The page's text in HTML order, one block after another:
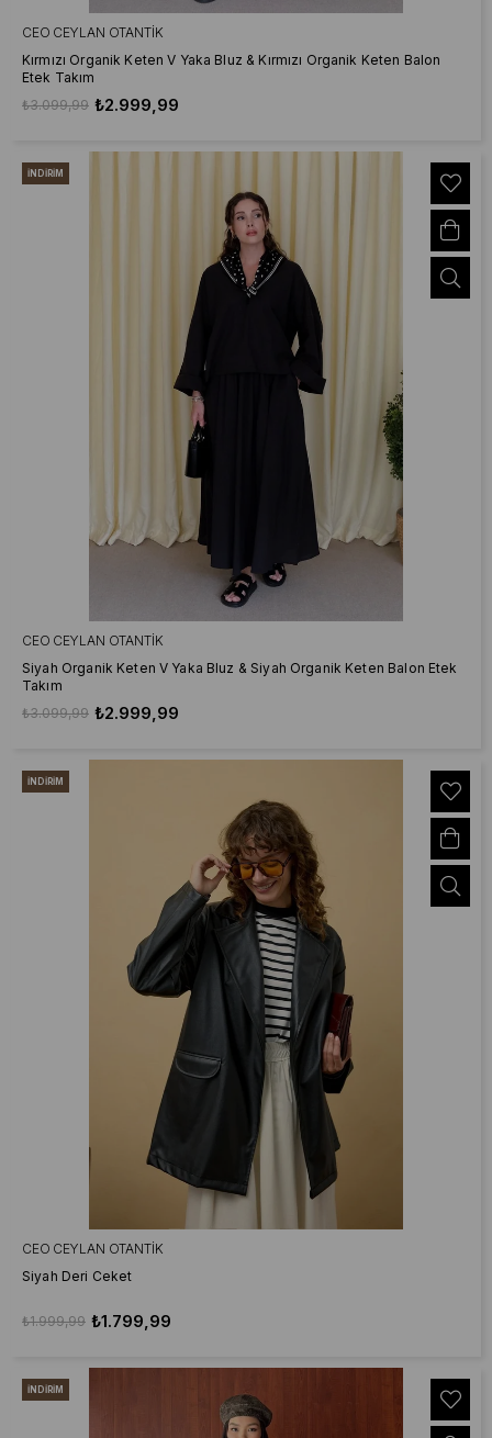
CEO CEYLAN OTANTIK
Kırmızı Organik Keten V Yaka Bluz & Kırmızı Organik Keten Balon
Etek Takım
₺2.999,99
₺3.099,99
CEO CEYLAN OTANTIK
Siyah Organik Keten V Yaka Bluz & Siyah Organik Keten Balon Etek
Takım
₺2.999,99
₺3.099,99
İNDIRIM
CEO CEYLAN OTANTIK
Siyah Deri Ceket
₺1.799,99
₺1.999,99
İNDIRIM
İNDIRIM